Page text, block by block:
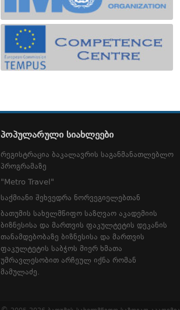
პოპულარული სიახლეები
რეგისტრაცია ბაკალავრის საგანმანათლებლო
პროგრამაზე
"Metro Travel"
საქმიანი შეხვედრა ნორვეგიელებთან
ბათუმის სახელმწიფო საზღვაო აკადემიის
ბიზნესისა და მართვის ფაკულტეტის დეკანის
თანამდებობაზე ბიზნესისა და მართვის
ფაკულტეტის საბჭოს მიერ ხმათა
უმრავლესობით არჩეულ იქნა რომან
მამულაძე.